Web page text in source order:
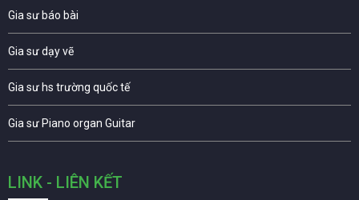
Gia sư báo bài
Gia sư dạy vẽ
Gia sư hs trường quốc tế
Gia sư Piano organ Guitar
LINK - LIÊN KẾT